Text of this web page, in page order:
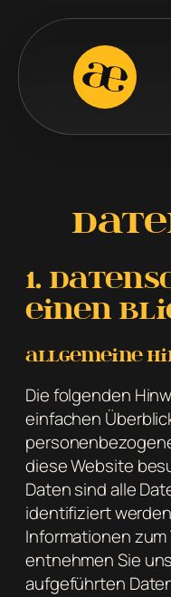
1.
einen
Allgemeine
Die folgenden
einfachen
diese Website
Daten sind alle
identifiziert
Informationen
entnehmen Sie
aufgeführten